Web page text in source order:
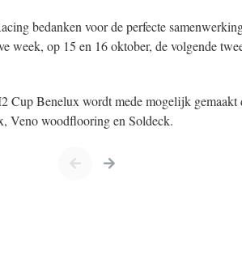
bedanken voor de perfecte
week, op 15 en 16 oktober, de volgende
Cup Benelux wordt mede mogelijk gemaakt
Veno woodflooring en Soldeck.